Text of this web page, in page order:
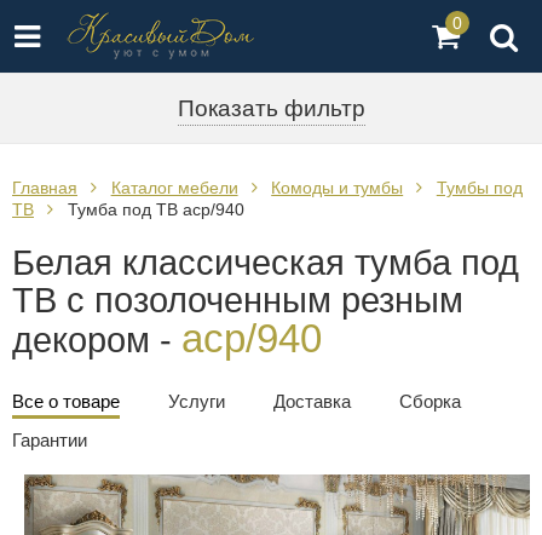
0
Показать фильтр
Главная Каталог мебели Комоды и тумбы
Тумбы под
ТВ
Тумба под ТВ acp/940
Белая классическая тумба под
ТВ с позолоченным резным
декором - acp/940
Все о товаре Услуги Доставка
Сборка
Гарантии